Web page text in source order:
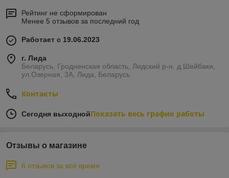
Рейтинг не сформирован
Менее 5 отзывов за последний год
Работает с 19.06.2023
г. Лида
Беларусь, Гродненская область, Лидский р-н, д.Шейбаки,
ул.Озерная, 3А, Лида, Беларусь
Контакты
Сегодня выходнойПоказать весь график работы
Отзывы о магазине
6 отзывов за всё время